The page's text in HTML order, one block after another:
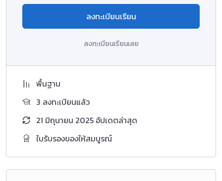
ลงทะเบียนเรียน
ลงทะเบียนเรียนเลย
พื้นฐาน
3 ลงทะเบียนแล้ว
21 มิถุนายน 2025 อัปเดตล่าสุด
ใบรับรองของให้สมบูรณ์